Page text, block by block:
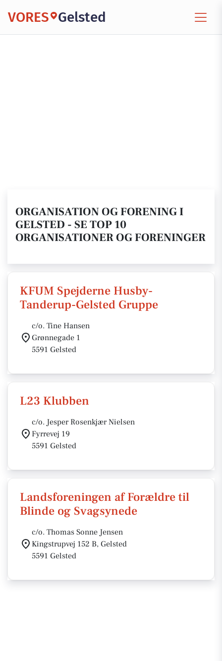
VORES Gelsted
ORGANISATION OG FORENING I
GELSTED - SE TOP 10
ORGANISATIONER OG FORENINGER
KFUM Spejderne Husby-
Tanderup-Gelsted Gruppe
c/o. Tine Hansen
Grønnegade 1
5591 Gelsted
L23 Klubben
c/o. Jesper Rosenkjær Nielsen
Fyrrevej 19
5591 Gelsted
Landsforeningen af Forældre til
Blinde og Svagsynede
c/o. Thomas Sonne Jensen
Kingstrupvej 152 B, Gelsted
5591 Gelsted